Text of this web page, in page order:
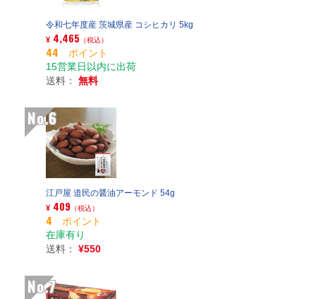
令和七年度産 茨城県産 コシヒカリ 5kg
¥ 4,465 （税込）
44 ポイント
15営業日以内に出荷
送料： 無料
No.6
江戸屋 道民の醤油アーモンド 54g
¥ 409 （税込）
4 ポイント
在庫有り
送料： ¥550
No.7